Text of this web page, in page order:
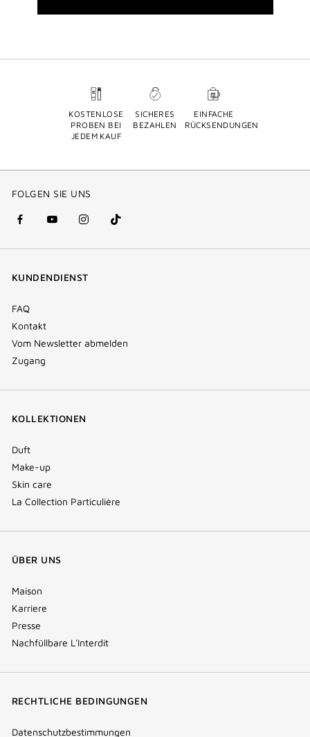
KOSTENLOSE
PROBEN BEI
JEDEM KAUF
SICHERES
BEZAHLEN
EINFACHE
RÜCKSENDUNGEN
FOLGEN SIE UNS
facebook
(new
youtube
(new
instagram
(new
Tik
Tok
KUNDENDIENST
FAQ
Kontakt
Vom Newsletter abmelden
Zugang
KOLLEKTIONEN
Duft
Make-up
Skin care
La Collection Particulière
ÜBER UNS
Maison
Karriere
Presse
Nachfüllbare L'Interdit
RECHTLICHE BEDINGUNGEN
Datenschutzbestimmungen